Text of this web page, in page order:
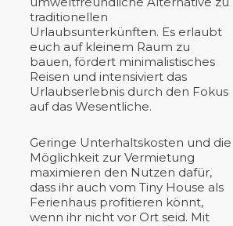
traditionellen
Urlaubsunterkünften. Es erlaubt
euch auf kleinem Raum zu
bauen, fördert minimalistisches
Reisen und intensiviert das
Urlaubserlebnis durch den Fokus
auf das Wesentliche.
Geringe Unterhaltskosten und die
Möglichkeit zur Vermietung
maximieren den Nutzen dafür,
dass ihr auch vom Tiny House als
Ferienhaus profitieren könnt,
wenn ihr nicht vor Ort seid. Mit